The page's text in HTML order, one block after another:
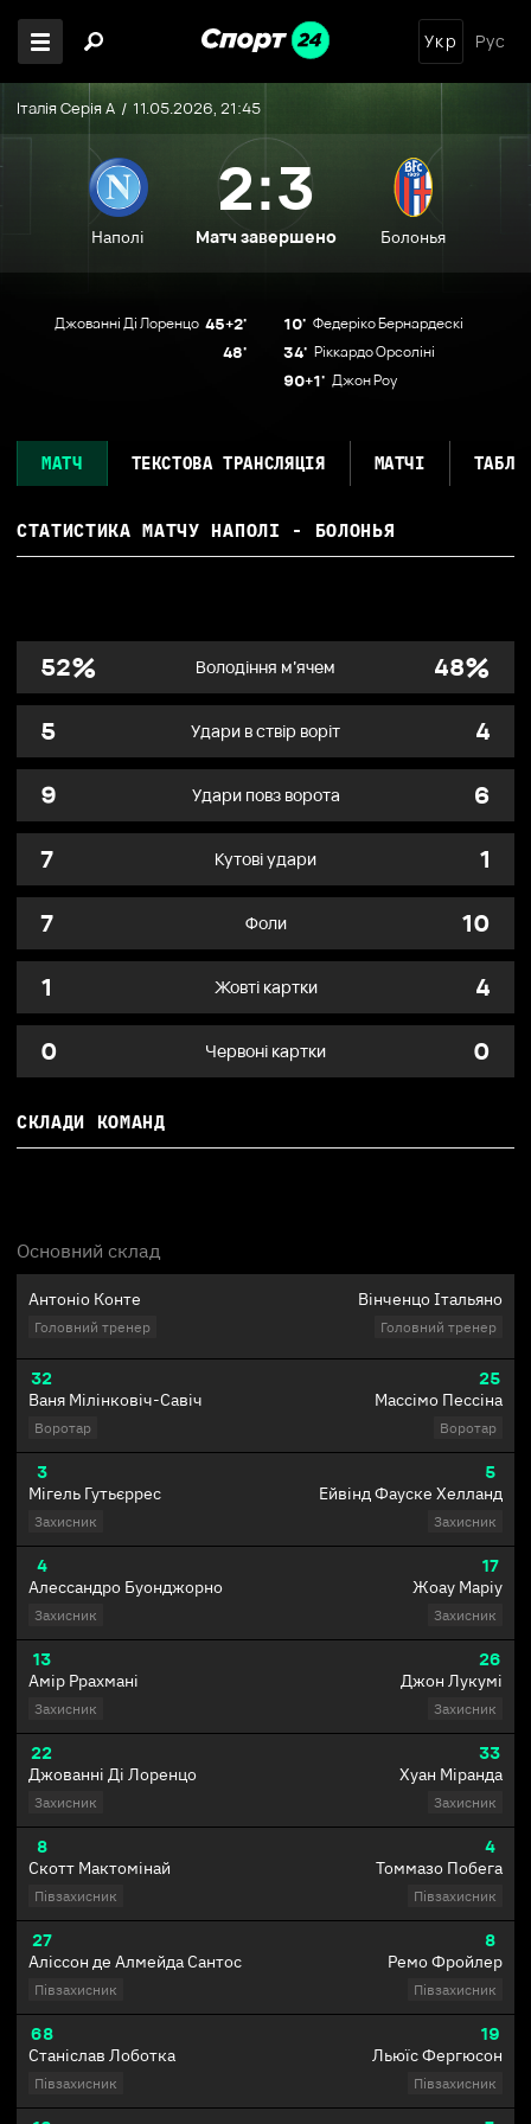
Укр Рус
Італія Серія А 11.05.2026, 21:45
Наполі
2:3
Матч завершено Болонья
Джованні Ді Лоренцо 45+2'
48'
Федеріко Бернардескі
10'
Ріккардо Орсоліні
34'
Джон Роу
90+1'
МАТЧ ТЕКСТОВА ТРАНСЛЯЦІЯ МАТЧІ
СТАТИСТИКА МАТЧУ НАПОЛІ - БОЛОНЬЯ
52% Володіння м’ячем 48%
5 Удари в ствір воріт
4
9
Удари повз ворота
6
7
Кутові удари
1
7
Фоли
10
1
Жовті картки
4
0
Червоні картки 0
СКЛАДИ КОМАНД
Основний склад
Антоніо Конте
Головний тренер
32
Ваня Мілінковіч-Савіч
Воротар
3
Мігель Гутьєррес
Захисник
4
Алессандро Буонджорно
Захисник
13
Амір Ррахмані
Захисник
22
Джованні Ді Лоренцо
Захисник
8
Скотт Мактомінай
Півзахисник
27
Аліссон де Алмейда Сантос
Півзахисник
68
Станіслав Лоботка
Півзахисник
Вінченцо Італьяно
Головний тренер
25
Массімо Пессіна
Воротар
5
Ейвінд Фауске Хелланд
Захисник
17
Жоау Маріу
Захисник
26
Джон Лукумі
Захисник
33
Хуан Міранда
Захисник
4
Томмазо Побега
Півзахисник
8
Ремо Фройлер
Півзахисник
19
Льюїс Фергюсон
Півзахисник